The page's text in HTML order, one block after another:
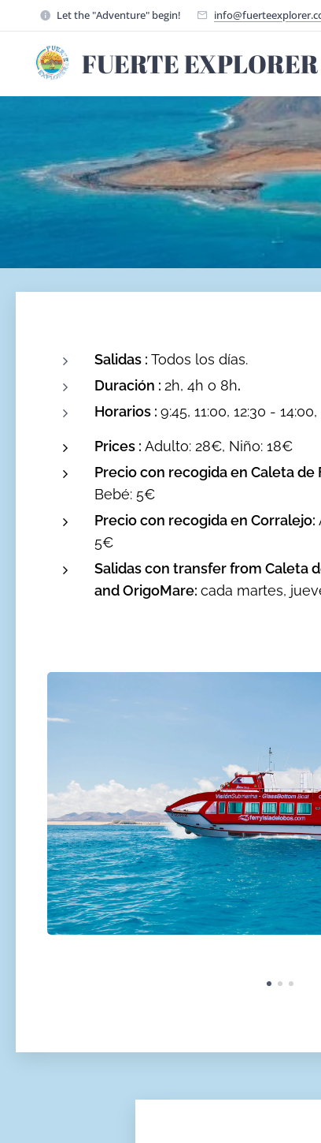
Let the "Adventure" begin!
FUERTE EXPLORER
Salidas : Todos los días.
Duración : 2h, 4h o 8h.
Horarios : 9:45, 11:00, 12:30 - 14:00,
Prices : Adulto: 28€, Niño: 18€
Precio con recogida en Caleta de
Bebé: 5€
Precio con recogida en Corralejo:
5€
Salidas con transfer from Caleta
and OrigoMare: cada martes,